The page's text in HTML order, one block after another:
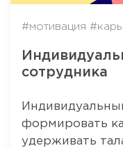
#мотивация
сотрудника
формировать
удерживать